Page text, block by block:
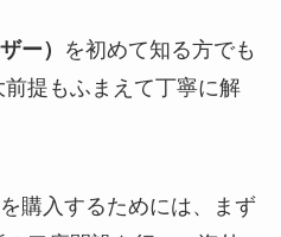
ー）
を初めて知る方でも
提もふまえて丁寧に解
を購入するためには、まず